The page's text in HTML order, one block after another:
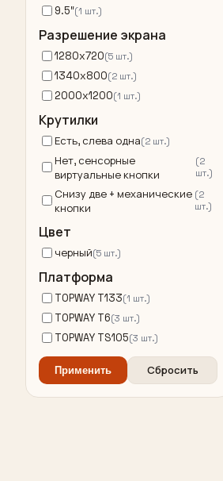
9.5″(1 шт.)
Разрешение экрана
1280x720(5 шт.)
1340x800(2 шт.)
2000x1200(1 шт.)
Крутилки
Есть, слева одна(2 шт.)
Нет, сенсорные
виртуальные кнопки
(2
шт.)
Снизу две + механические
кнопки
(2
шт.)
Цвет
черный(5 шт.)
Платформа
TOPWAY T133(1 шт.)
TOPWAY T6(3 шт.)
TOPWAY TS105(3 шт.)
Применить Сбросить